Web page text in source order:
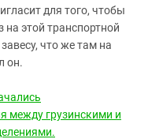
для того, чтобы
на этой транспортной
что же там на
он.
между грузинскими и